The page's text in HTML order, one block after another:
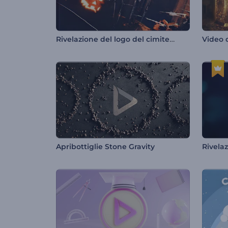
Rivelazione del logo del cimitero di Halloween
Apribottiglie Stone Gravity